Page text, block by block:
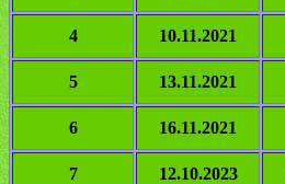
4 10.11.2021
5 13.11.2021
6 16.11.2021
7 12.10.2023